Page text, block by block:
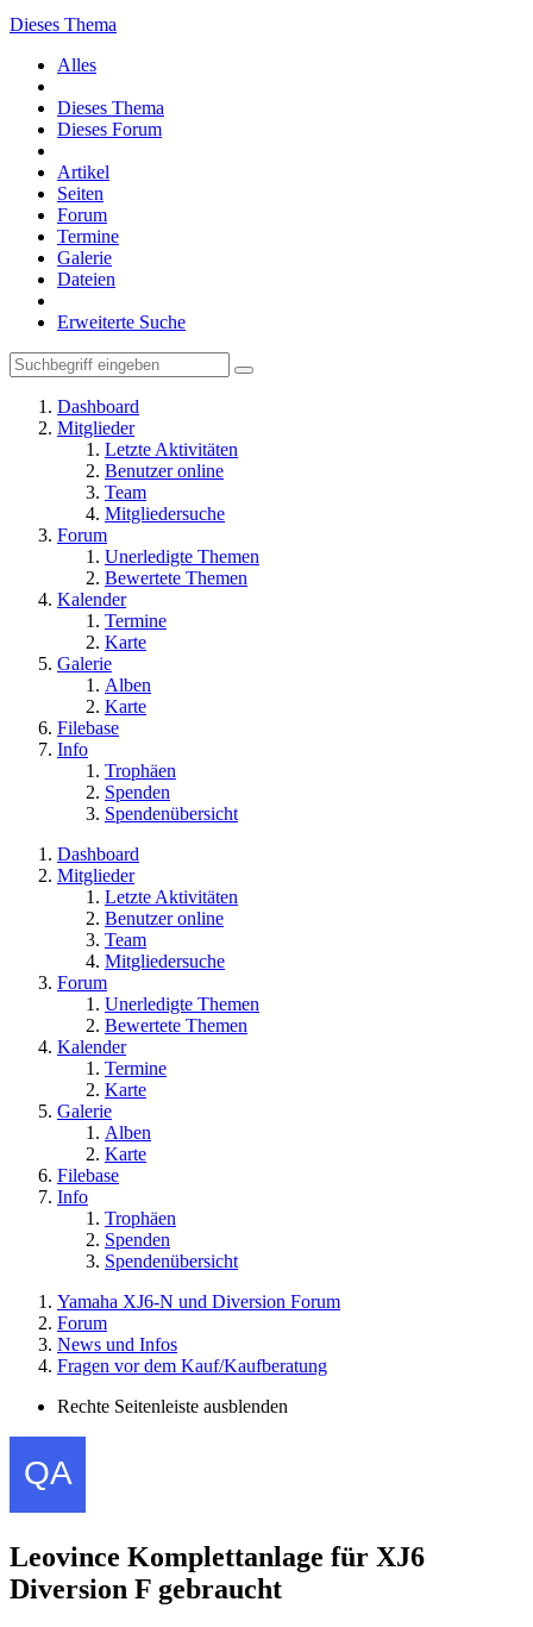
Dieses Thema
Alles
Dieses Thema
Dieses Forum
Artikel
Seiten
Forum
Termine
Galerie
Dateien
Erweiterte Suche
Dashboard
Mitglieder
Letzte Aktivitäten
Benutzer online
Team
Mitgliedersuche
Forum
Unerledigte Themen
Bewertete Themen
Kalender
Termine
Karte
Galerie
Alben
Karte
Filebase
Info
Trophäen
Spenden
Spendenübersicht
Dashboard
Mitglieder
Letzte Aktivitäten
Benutzer online
Team
Mitgliedersuche
Forum
Unerledigte Themen
Bewertete Themen
Kalender
Termine
Karte
Galerie
Alben
Karte
Filebase
Info
Trophäen
Spenden
Spendenübersicht
Yamaha XJ6-N und Diversion Forum
Forum
News und Infos
Fragen vor dem Kauf/Kaufberatung
Rechte Seitenleiste ausblenden
Leovince Komplettanlage für XJ6
Diversion F gebraucht